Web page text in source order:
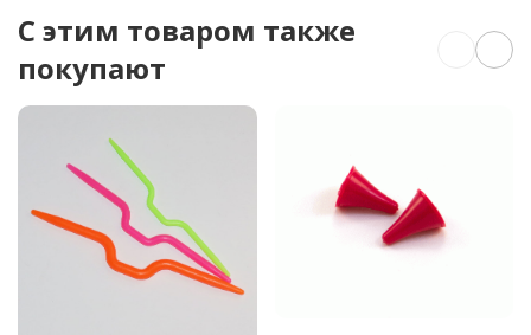
C этим товаром также
покупают